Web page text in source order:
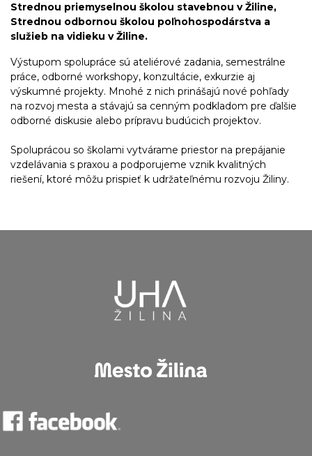
Strednou priemyselnou školou stavebnou v Žiline,
Strednou odbornou školou poľnohospodárstva a
služieb na vidieku v Žiline.
Výstupom spolupráce sú ateliérové zadania, semestrálne
práce, odborné workshopy, konzultácie, exkurzie aj
výskumné projekty. Mnohé z nich prinášajú nové pohľady
na rozvoj mesta a stávajú sa cenným podkladom pre ďalšie
odborné diskusie alebo prípravu budúcich projektov.
Spoluprácou so školami vytvárame priestor na prepájanie
vzdelávania s praxou a podporujeme vznik kvalitných
riešení, ktoré môžu prispieť k udržateľnému rozvoju Žiliny.